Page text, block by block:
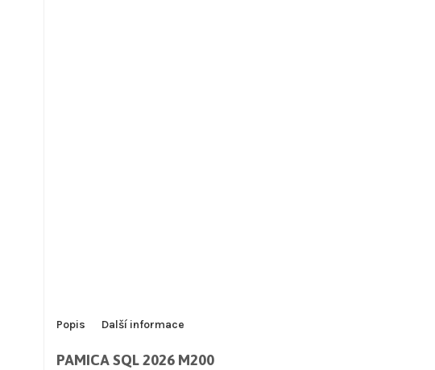
Popis Další informace
PAMICA SQL 2026 M200